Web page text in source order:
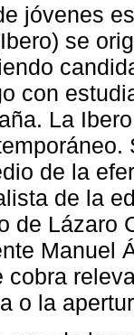
jóvenes
se
con
La
de la
de la
de Lázaro
Manuel
cobra
o la